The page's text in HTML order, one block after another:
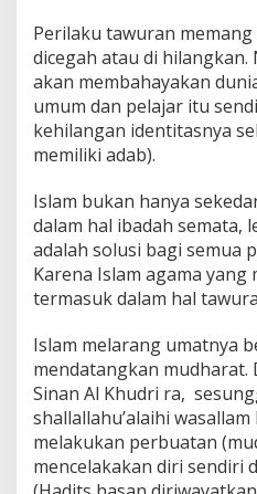
Perilaku tawuran
dicegah atau di
akan membahayakan
umum dan pelajar itu
kehilangan identitasnya
memiliki adab).
Islam bukan hanya
dalam hal ibadah semata,
adalah solusi bagi semua
Karena Islam agama
termasuk dalam hal
Islam melarang umatnya
mendatangkan mudharat.
Sinan Al Khudri ra,
shallallahu’alaihi
melakukan perbuatan
mencelakakan diri sendiri